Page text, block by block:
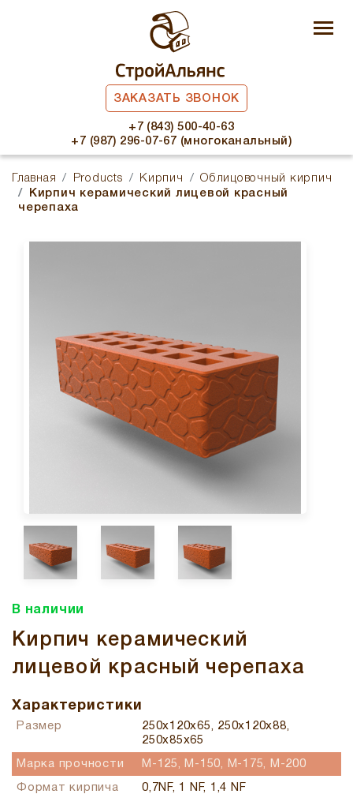
ЗАКАЗАТЬ ЗВОНОК
+7 (843) 500-40-63
+7 (987) 296-07-67 (многоканальный)
Главная Products Кирпич
Облицовочный кирпич
Кирпич керамический лицевой красный
черепаха
В наличии
Кирпич керамический
лицевой красный черепаха
Характеристики
Размер
250x120x65, 250x120x88,
250x85x65
Марка прочности М-125, М-150, М-175, М-200
Формат кирпича 0,7NF, 1 NF, 1,4 NF